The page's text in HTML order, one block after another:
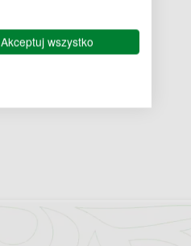
Akceptuj wszystko